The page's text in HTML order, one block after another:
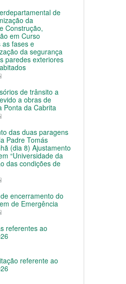
de
da
Construção,
em Curso
as fases e
da segurança
paredes exteriores
de trânsito a
a obras de
Ponta da Cabrita
das duas paragens
Padre Tomás
(dia 8) Ajustamento
“Universidade da
das condições de
encerramento do
de Emergência
referentes ao
referente ao